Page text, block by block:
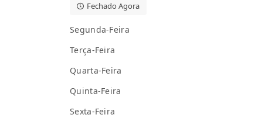
Fechado Agora
Segunda-Feira
Terça-Feira
Quarta-Feira
Quinta-Feira
Sexta-Feira